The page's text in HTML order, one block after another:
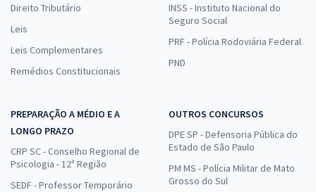
Direito Tributário
Leis
Leis Complementares
Remédios Constitucionais
INSS - Instituto Nacional do
Seguro Social
PRF - Polícia Rodoviária Federal
PND
PREPARAÇÃO A MÉDIO E A
LONGO PRAZO
CRP SC - Conselho Regional de
Psicologia - 12ª Região
SEDF - Professor Temporário
OUTROS CONCURSOS
DPE SP - Defensoria Pública do
Estado de São Paulo
PM MS - Polícia Militar de Mato
Grosso do Sul